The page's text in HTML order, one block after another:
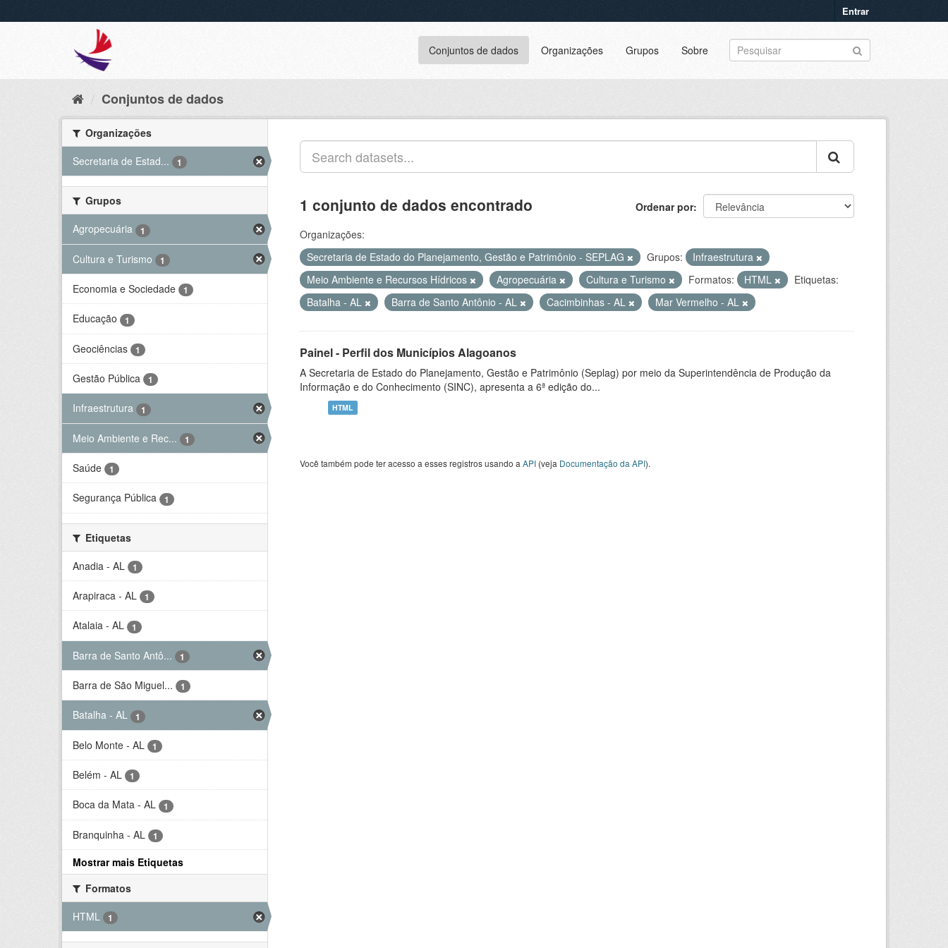
Entrar
Conjuntos de dados Organizações Grupos Sobre
Conjuntos de dados
Organizações
Secretaria de Estad...
1
Grupos
Agropecuária
1
Cultura e Turismo 1
Economia e Sociedade 1
Educação 1
Geociências 1
Gestão Pública 1
Infraestrutura 1
Meio Ambiente e Rec... 1
Saúde 1
Segurança Pública 1
Etiquetas
Anadia - AL
1
Arapiraca - AL 1
Atalaia - AL 1
Barra de Santo Antô... 1
Barra de São Miguel... 1
Batalha - AL 1
Belo Monte - AL 1
Belém - AL 1
Boca da Mata - AL 1
Branquinha - AL 1
Mostrar mais Etiquetas
Formatos
HTML
1
Ordenar por
1 conjunto de dados encontrado
Organizações:
Secretaria de Estado do Planejamento, Gestão e Patrimônio - SEPLAG
Grupos:
Infraestrutura
Meio Ambiente e Recursos Hídricos
Agropecuária Cultura e Turismo Formatos: HTML
Etiquetas:
Batalha - AL
Barra de Santo Antônio - AL Cacimbinhas - AL Mar Vermelho - AL
Painel - Perfil dos Municípios Alagoanos
A Secretaria de Estado do Planejamento, Gestão e Patrimônio (Seplag) por meio da Superintendência de Produção da
Informação e do Conhecimento (SINC), apresenta a 6ª edição do...
HTML
Você também pode ter acesso a esses registros usando a API (veja Documentação da API).